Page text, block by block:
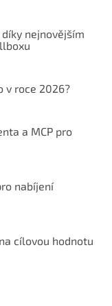
nejnovějším
v roce 2026?
a MCP pro
nabíjení
cílovou hodnotu